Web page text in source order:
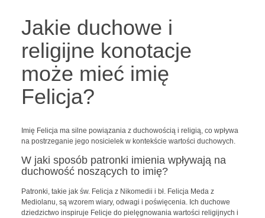
Jakie duchowe i
religijne konotacje
może mieć imię
Felicja?
Imię Felicja ma silne powiązania z duchowością i religią, co wpływa
na postrzeganie jego nosicielek w kontekście wartości duchowych.
W jaki sposób patronki imienia wpływają na
duchowość noszących to imię?
Patronki, takie jak św. Felicja z Nikomedii i bł. Felicja Meda z
Mediolanu, są wzorem wiary, odwagi i poświęcenia. Ich duchowe
dziedzictwo inspiruje Felicje do pielęgnowania wartości religijnych i